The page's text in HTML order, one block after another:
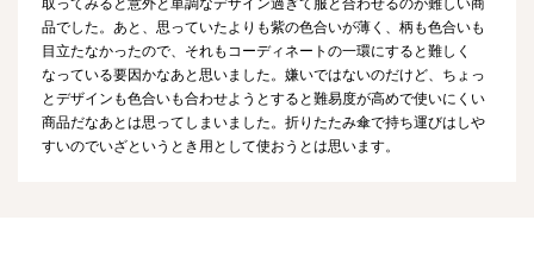
取ってみると意外と単調なデザイン過ぎて服と合わせるのが難しい商
品でした。あと、思っていたよりも紫の色合いが薄く、柄も色合いも
目立たなかったので、それもコーディネートの一環にすると難しく
なっている要因かなあと思いました。嫌いではないのだけど、ちょっ
とデザインも色合いも合わせようとすると難易度が高めで使いにくい
商品だなあとは思ってしまいました。折りたたみ傘で持ち運びはしや
すいのでいざというとき用として使おうとは思います。